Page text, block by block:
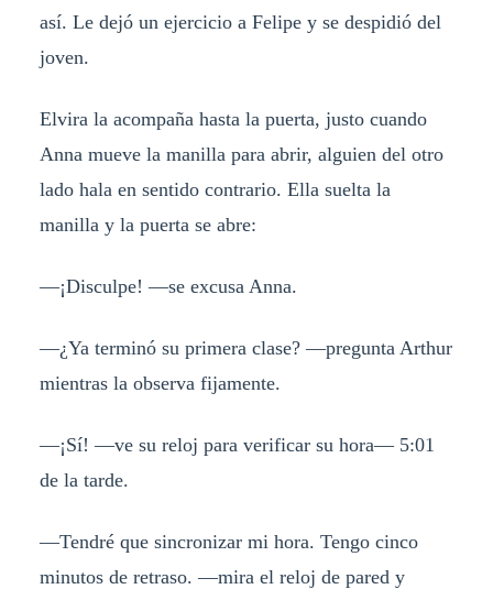
así. Le dejó un ejercicio a Felipe y se despidió del
joven.
Elvira la acompaña hasta la puerta, justo cuando
Anna mueve la manilla para abrir, alguien del otro
lado hala en sentido contrario. Ella suelta la
manilla y la puerta se abre:
—¡Disculpe! —se excusa Anna.
—¿Ya terminó su primera clase? —pregunta Arthur
mientras la observa fijamente.
—¡Sí! —ve su reloj para verificar su hora— 5:01
de la tarde.
—Tendré que sincronizar mi hora. Tengo cinco
minutos de retraso. —mira el reloj de pared y